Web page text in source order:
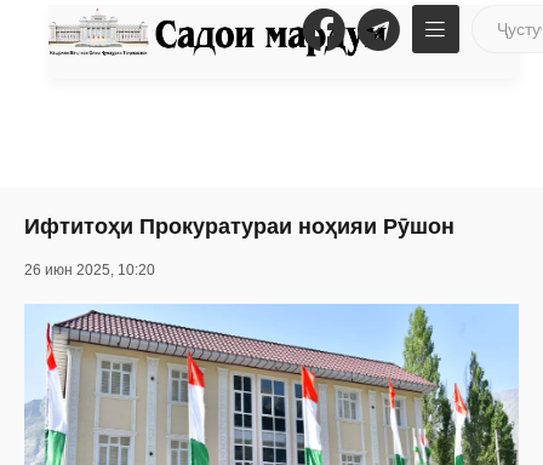
Ифтитоҳи Прокуратураи ноҳияи Рӯшон
26 июн 2025, 10:20